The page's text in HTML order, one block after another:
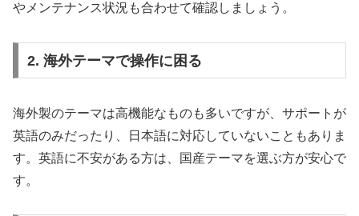
やメンテナンス状況も合わせて確認しましょう。
2. 海外テーマで操作に困る
海外製のテーマは高機能なものも多いですが、サポートが
英語のみだったり、日本語に対応していないこともありま
す。英語に不安がある方は、国産テーマを選ぶ方が安心で
す。